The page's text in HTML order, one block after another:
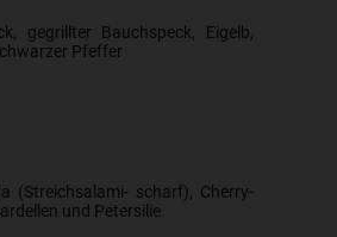
gegrillter Bauchspeck, Eigelb,
Pfeffer
(Streichsalami- scharf), Cherry-
und Petersilie